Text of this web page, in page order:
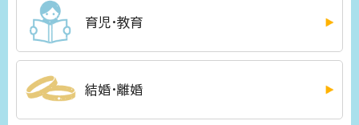
育児・教育
結婚・離婚